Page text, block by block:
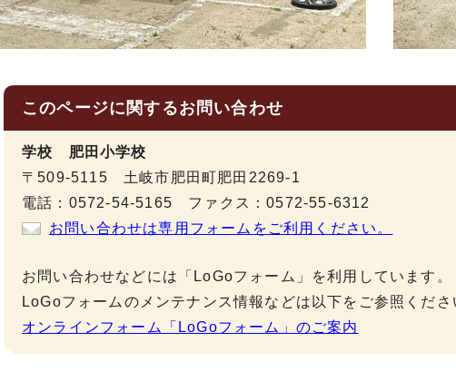
このページに関するお問い合わせ
学校 肥田小学校
〒509-5115 土岐市肥田町肥田2269-1
電話：0572-54-5165 ファクス：0572-55-6312
お問い合わせは専用フォームをご利用ください。
お問い合わせなどには「LoGoフォーム」を利用しています。
LoGoフォームのメンテナンス情報などは以下をご参照くださ
オンラインフォーム「LoGoフォーム」のご案内